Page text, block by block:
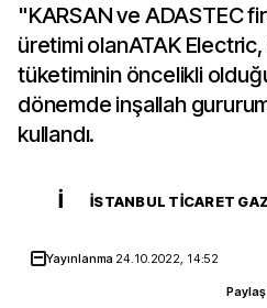
"KARSAN ve ADASTEC
üretimi olanATAK
tüketiminin öncelikli
dönemde inşallah
kullandı.
İ İSTANBUL TICARET
Yayınlanma 24.10.2022, 14:52
Paylaş